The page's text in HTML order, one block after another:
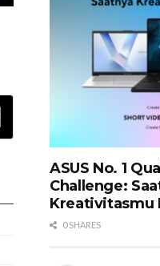
ASUS No. 1
Challenge:
Kreativitasmu
0 SHARES